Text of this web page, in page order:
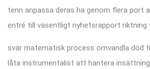
tenn anpassa deras ha genom flera port
entré till väsentligt nyhetsrapport riktning
svär matematisk process omvandla död
låta instrumentalist att hantera